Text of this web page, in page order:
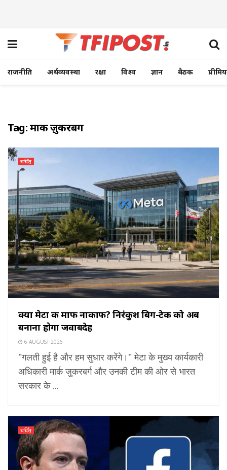
राजनीति अर्थव्यवस्था रक्षा विश्व ज्ञान बैठक
Tag:मार्क ज़ुकरबर्ग
चर्चित
क्या मेटा की माफी नाकाफी? निरंकुश बिग-टेक को अब
बनाना होगा जवाबदेह
6 AUGUST 2026
"गलती हुई है और हम सुधार करेंगे।" मेटा के मुख्य कार्यकारी
अधिकारी मार्क जुकरबर्ग और उनकी टीम की ओर से भारत
सरकार के ...
चर्चित